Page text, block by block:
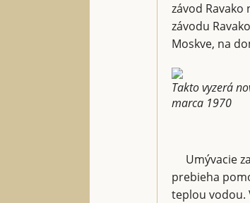
závod
závodu
Moskve, na
Takto vyzerá
marca 1970
Umývacie
prebieha
teplou vodou.